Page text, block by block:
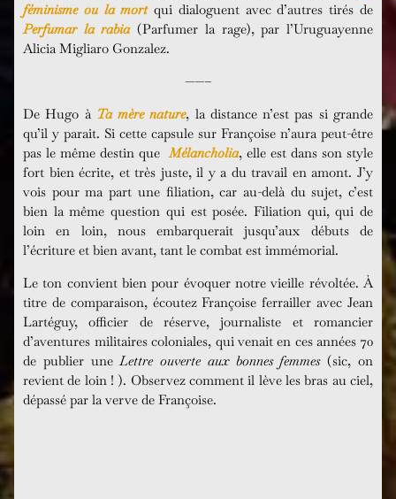
féminisme ou la mortqui dialoguent avec d’autres tirés de
Perfumar la rabia(Parfumer la rage), par l’Uruguayenne
Alicia Migliaro Gonzalez.
——–
De Hugo à Ta mère nature, la distance n’est pas si grande
qu’il y parait. Si cette capsule sur Françoise n’aura peut-être
pas le même destin queMélancholia, elle est dans son style
fort bien écrite, et très juste, il y a du travail en amont. J’y
vois pour ma part une filiation, car au-delà du sujet, c’est
bien la même question qui est posée. Filiation qui, qui de
loin en loin, nous embarquerait jusqu’aux débuts de
l’écriture et bien avant, tant le combat est immémorial.
Le ton convient bien pour évoquer notre vieille révoltée. À
titre de comparaison, écoutez Françoise ferrailler avec Jean
Lartéguy, officier de réserve, journaliste et romancier
d’aventures militaires coloniales, qui venait en ces années 70
de publier uneLettre ouverte aux bonnes femmes(sic, on
revient de loin ! ). Observez comment il lève les bras au ciel,
dépassé par la verve de Françoise.